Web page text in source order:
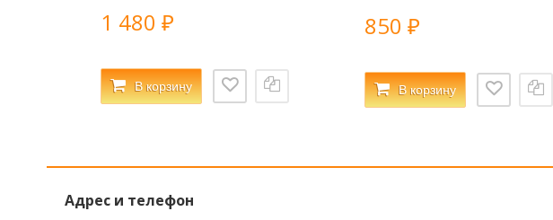
1 480 ₽
В корзину
850 ₽
В корзину
Адрес и телефон